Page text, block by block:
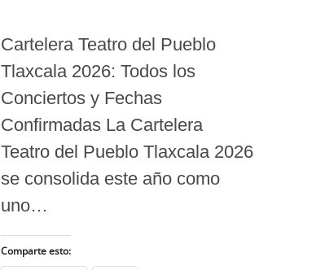
Cartelera Teatro del Pueblo
Tlaxcala 2026: Todos los
Conciertos y Fechas
Confirmadas La Cartelera
Teatro del Pueblo Tlaxcala 2026
se consolida este año como
uno…
Comparte esto: